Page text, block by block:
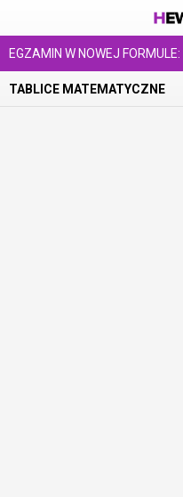
EGZAMIN W NOWEJ FORMULE:
TABLICE MATEMATYCZNE